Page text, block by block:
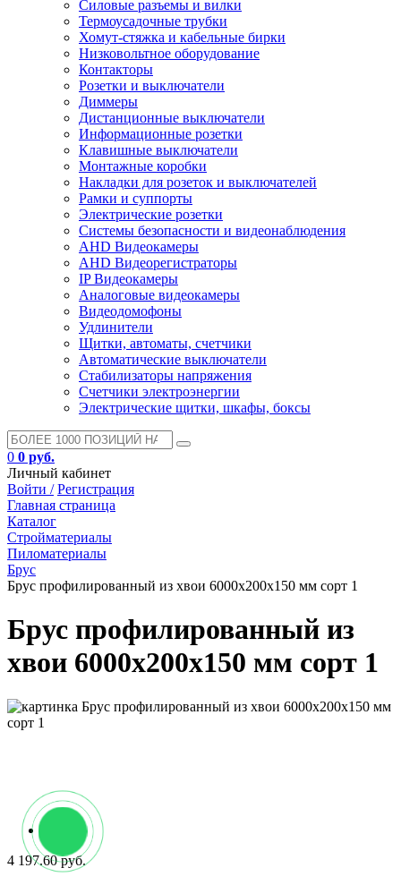
Силовые разъемы и вилки
Термоусадочные трубки
Хомут-стяжка и кабельные бирки
Низковольтное оборудование
Контакторы
Розетки и выключатели
Диммеры
Дистанционные выключатели
Информационные розетки
Клавишные выключатели
Монтажные коробки
Накладки для розеток и выключателей
Рамки и суппорты
Электрические розетки
Системы безопасности и видеонаблюдения
AHD Видеокамеры
AHD Видеорегистраторы
IP Видеокамеры
Аналоговые видеокамеры
Видеодомофоны
Удлинители
Щитки, автоматы, счетчики
Автоматические выключатели
Стабилизаторы напряжения
Счетчики электроэнергии
Электрические щитки, шкафы, боксы
0 0 руб.
Личный кабинет
Войти / Регистрация
Главная страница
Каталог
Стройматериалы
Пиломатериалы
Брус
Брус профилированный из хвои 6000х200х150 мм сорт 1
Брус профилированный из
хвои 6000х200х150 мм сорт 1
4 197.60 руб.